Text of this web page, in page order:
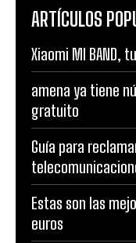
ARTÍCULOS
Xiaomi MI BAND,
amena ya tiene
gratuito
Guía para
Estas son las
euros